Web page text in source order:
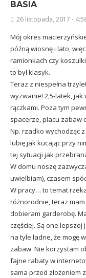
BASIA
26 listopada, 2017 -
Mój okres
późną wiosnę i lato,
ramionkach czy
to był klasyk.
Teraz z niespełna
wyzwanie! 2,5-latek,
rączkami. Poza tym
spacerze, placu zabaw
Np. rzadko wychodząc z
lubię jak kucając przy
tej sytuacji jak
W domu noszę
uwielbiam), czasem
W pracy… to temat
różnorodnie, teraz
dobieram garderobę.
częściej. Są one
na tyle ładne, że mogę
zabaw. Nie korzystam
fajne rabaty w
sama przed złożeniem